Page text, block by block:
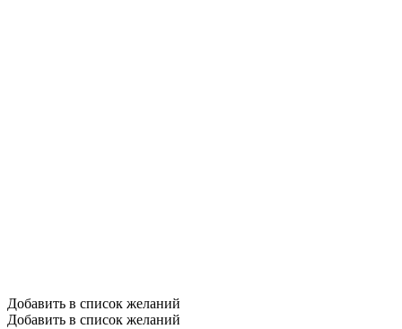
Добавить в список желаний
Добавить в список желаний